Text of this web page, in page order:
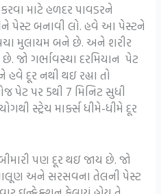
માટે હળદર પાવડરને
પેસ્ટ બનાવી લો. હવે આ પેસ્ટને
મુલાયમ બને છે. અને શરીર
જો ગર્ભાવસ્થા દરમિયાન પેટ
દૂર નથી થઇ રહ્યા તો
પેટ પર 5થી 7 મિનિટ સુધી
સ્ટ્રેચ માર્ક્સ ધીમે-ધીમે દૂર
પણ દૂર થઇ જાય છે. જો
અને સરસવના તેલની પેસ્ટ